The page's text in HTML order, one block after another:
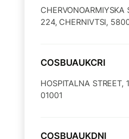
CHERVONOARMIYSKA
224, CHERNIVTSI,
COSBUAUKCRI
HOSPITALNA STREET,
01001
COSBUAUKDNI